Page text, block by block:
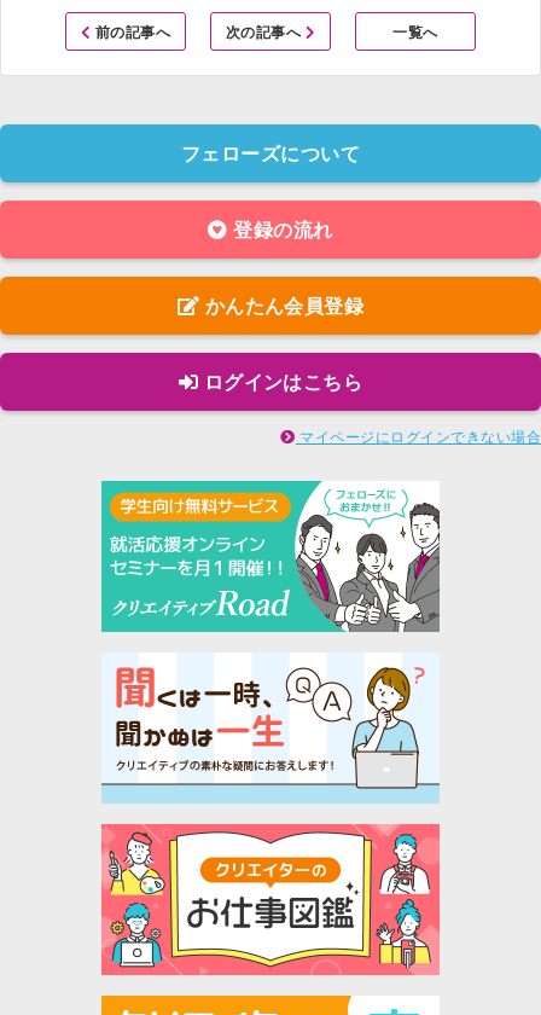
前の記事へ 次の記事へ 一覧へ
フェローズについて
登録の流れ
かんたん会員登録
ログインはこちら
マイページにログインできない場合